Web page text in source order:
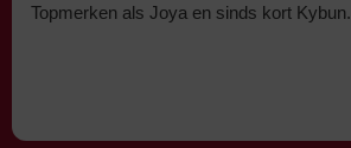
Topmerken als Joya en sinds kort Kybun.